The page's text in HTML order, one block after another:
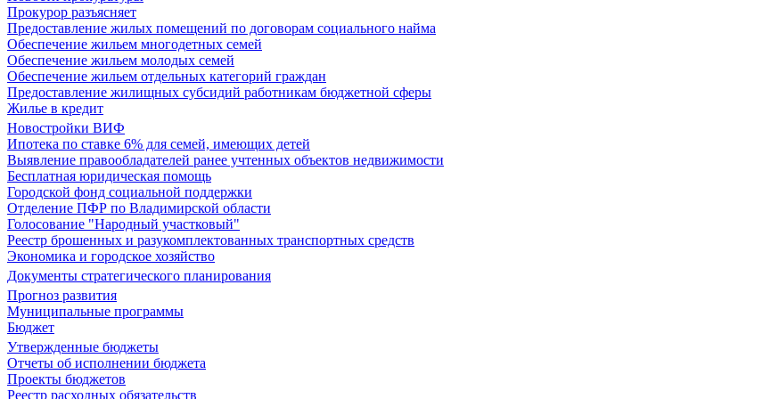
Прокурор разъясняет
Предоставление жилых помещений по договорам социального найма
Обеспечение жильем многодетных семей
Обеспечение жильем молодых семей
Обеспечение жильем отдельных категорий граждан
Предоставление жилищных субсидий работникам бюджетной сферы
Жилье в кредит
Новостройки ВИФ
Ипотека по ставке 6% для семей, имеющих детей
Выявление правообладателей ранее учтенных объектов недвижимости
Бесплатная юридическая помощь
Городской фонд социальной поддержки
Отделение ПФР по Владимирской области
Голосование "Народный участковый"
Реестр брошенных и разукомплектованных транспортных средств
Экономика и городское хозяйство
Документы стратегического планирования
Прогноз развития
Муниципальные программы
Бюджет
Утвержденные бюджеты
Отчеты об исполнении бюджета
Проекты бюджетов
Реестр расходных обязательств